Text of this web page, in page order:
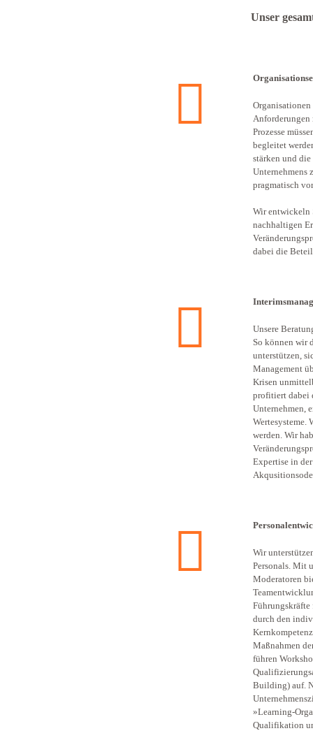
Unser
Organisationen
Anforderungen
Prozesse
begleitet
stärken und
Unternehmens
pragmatisch
Wir entwickeln
nachhaltigen
dabei die
Unsere
So können wir
unterstützen,
Management
Krisen
profitiert dabei
Unternehmen,
Wertesysteme.
werden. Wir
Expertise in
Wir
Personals. Mit
Moderatoren
durch den
Maßnahmen
führen
Building) auf.
»Learning-
Qualifikation